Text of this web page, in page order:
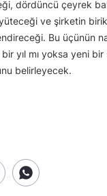
dördüncü çeyrek
ve şirketin
Bu üçünün
bir yıl mı yoksa yeni
belirleyecek.